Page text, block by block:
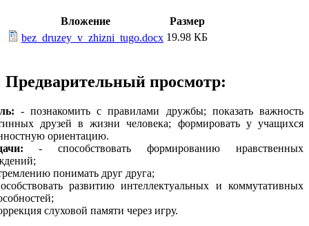
Вложение
Размер
bez_druzey_v_zhizni_tugo.docx 19.98 КБ
Предварительный просмотр:
- познакомить с правилами дружбы; показать важность
друзей в жизни человека; формировать у учащихся
ориентацию.
- способствовать формированию нравственных
понимать друг друга;
развитию интеллектуальных и коммутативных
слуховой памяти через игру.